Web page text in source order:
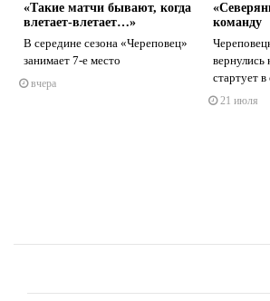
«Такие матчи бывают, когда
влетает-влетает…»
В середине сезона «Череповец»
занимает 7-е место
вчера
команду
вернулись
стартует в
21 июля